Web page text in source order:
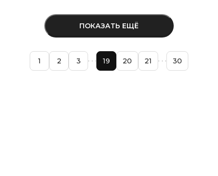
ПОКАЗАТЬ ЕЩЁ
1 2 3 19 20 21 30